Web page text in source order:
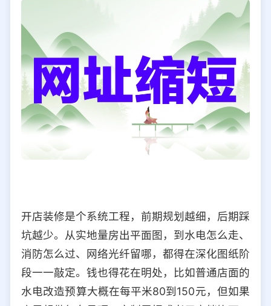
开店装修是个系统工程，前期规划越细，后期踩
坑越少。从实地量房出平面图，到水电怎么走、
消防怎么过、网络光纤留哪，都得在深化图纸阶
段一一敲定。钱也得花在明处，比如普通店面的
水电改造预算大概在每平米80到150元，但如果